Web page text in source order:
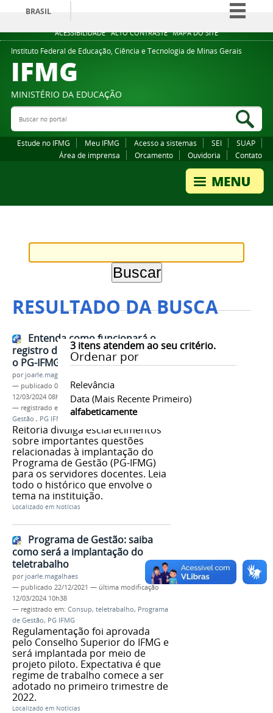
ACESSIBILIDADE ALTO CONTRASTE MAPA DO SITE
BRASIL
Simplifique!
Comunica BR
Legislação
Instituto Federal de Educação, Ciência e Tecnologia de Minas Gerais
IFMG
MINISTÉRIO DA EDUCAÇÃO
Buscar no portal
Estude no IFMG Meu IFMG Acesso a sistemas SEI
SUAP
Área de imprensa
Orcamento Ouvidoria Contato
RESULTADO DA BUSCA
3itens atendem ao seu critério.
Ordenar por
Relevância
Data (mais Recente Primeiro)
alfabeticamente
Entenda como funcionará o
registro de frequência docente e
o PG-IFMG
por joarle.magalhaes
— publicado 04/04/2022—última modificação
12/03/2024 08h50
— registrado em:
implantação
Programa de
Gestão , PG IFMG
Reitoria divulga esclarecimentos
sobre importantes questões
relacionadas à implantação do
Programa de Gestão (PG-IFMG)
para os servidores docentes. Leia
todo o histórico que envolve o
tema na instituição.
Localizado em Notícias
Programa de Gestão: saiba
como será a implantação do
teletrabalho
por joarle.magalhaes
— publicado 22/12/2021 — última modificação
12/03/2024 10h38
— registrado em: Consup, teletrabalho, Programa
de Gestão, PG IFMG
Regulamentação foi aprovada
pelo Conselho Superior do IFMG e
será implantada por meio de
projeto piloto. Expectativa é que
regime de trabalho comece a ser
adotado no primeiro trimestre de
2022.
Localizado em Notícias